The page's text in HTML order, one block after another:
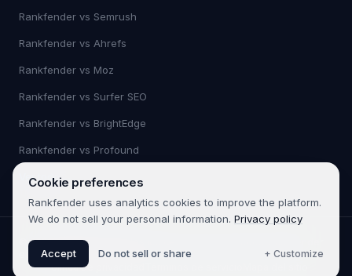
Rankfender vs Semrush
Rankfender vs Ahrefs
Rankfender vs Moz
Rankfender vs Surfer SEO
Rankfender vs BrightEdge
Rankfender vs Profound
Ver todo →
©2026Rankfender.
es un producto de 361SEO.
Política de privacidad
Cookie preferences
Rankfender uses analytics cookies to improve the platform.
We do not sell your personal information. Privacy policy
Accept Do not sell or share + Customize